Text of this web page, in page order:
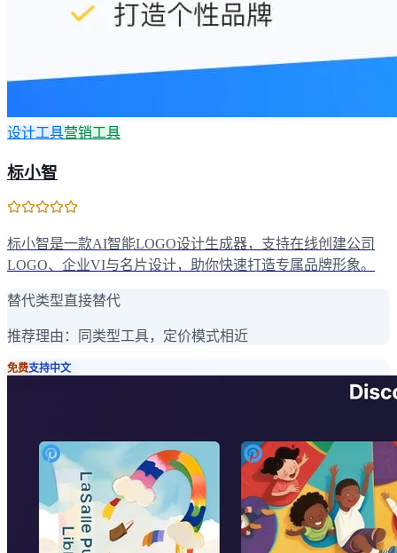
设计工具营销工具
标小智
标小智是一款AI智能LOGO设计生成器，支持在线创建公司
LOGO、企业VI与名片设计，助你快速打造专属品牌形象。
替代类型直接替代
推荐理由： 同类型工具，定价模式相近
免费支持中文